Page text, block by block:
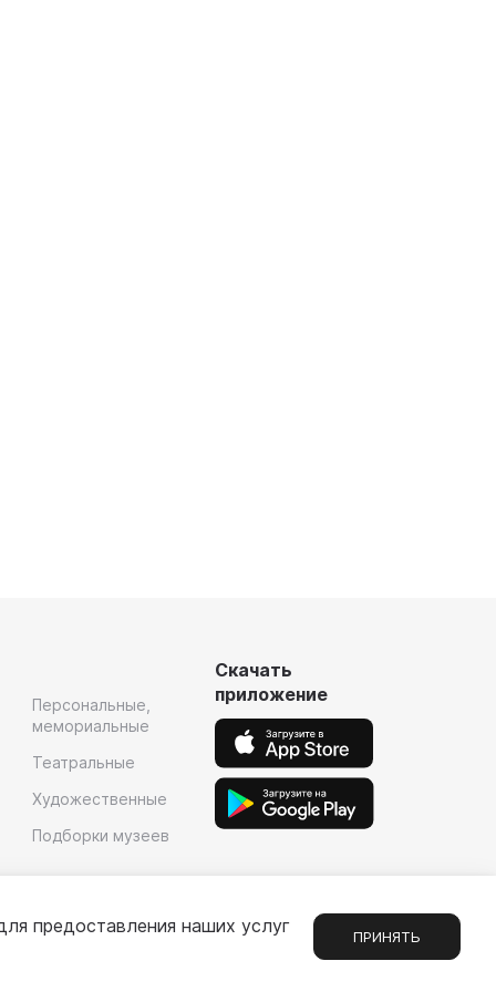
Персональные,
мемориальные
Театральные
Художественные
Подборки музеев
Скачать
приложение
предоставления наших услуг
ПРИНЯТЬ